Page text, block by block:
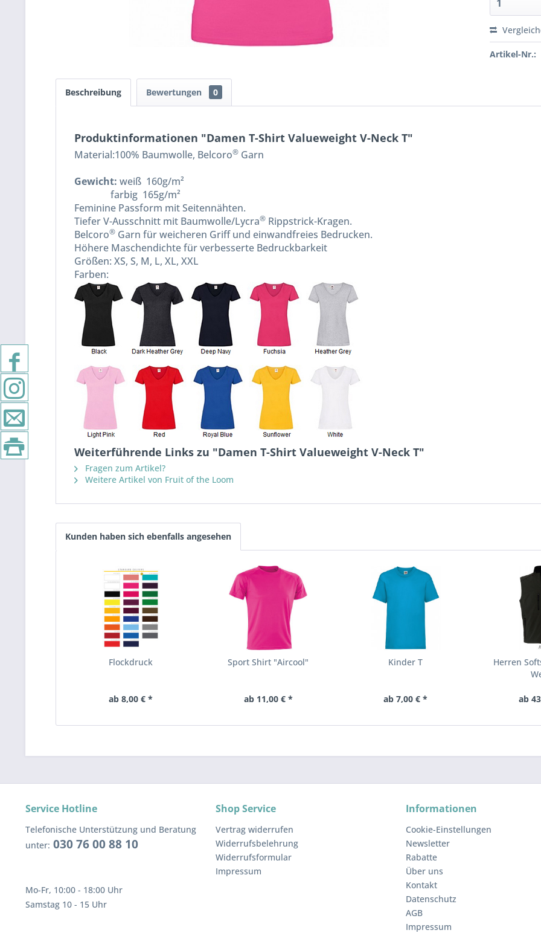
Artikel-Nr.:
Beschreibung Bewertungen 0
Produktinformationen "Damen T-Shirt Valueweight V-Neck T"
Material:100% Baumwolle, Belcoro® Garn
Gewicht: weiß 160g/m²
farbig 165g/m²
Feminine Passform mit Seitennähten.
Tiefer V-Ausschnitt mit Baumwolle/Lycra® Rippstrick-Kragen.
Belcoro® Garn für weicheren Griff und einwandfreies Bedrucken.
Höhere Maschendichte für verbesserte Bedruckbarkeit
Größen: XS, S, M, L, XL, XXL
Farben:
Weiterführende Links zu "Damen T-Shirt Valueweight V-Neck T"
Fragen zum Artikel?
Weitere Artikel von Fruit of the Loom
Kunden haben sich ebenfalls angesehen
Flockdruck
ab 8,00 € *
Sport Shirt "Aircool"
ab 11,00 € *
Kinder T
ab 7,00 € *
Herren
ab
Service Hotline
Telefonische Unterstützung und Beratung
unter: 030 76 00 88 10
Mo-Fr, 10:00 - 18:00 Uhr
Samstag 10 - 15 Uhr
Shop Service
Vertrag widerrufen
Widerrufsbelehrung
Widerrufsformular
Impressum
Informationen
Cookie-Einstellungen
Newsletter
Rabatte
Über uns
Kontakt
Datenschutz
AGB
Impressum